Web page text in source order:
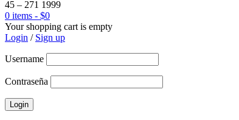
45 – 271 1999
0 items - $0
Your shopping cart is empty
Login / Sign up
Username
Contraseña